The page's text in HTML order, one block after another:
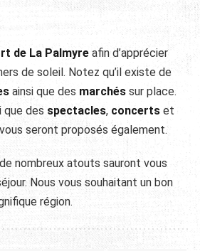
de La Palmyre afin d’apprécier
de soleil. Notez qu’il existe de
ainsi que des marchés sur place.
que des spectacles, concerts et
seront proposés également.
nombreux atouts sauront vous
Nous vous souhaitant un bon
région.